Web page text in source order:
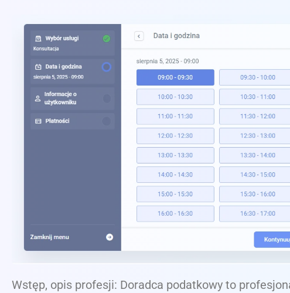
Wstęp, opis profesji: Doradca podatkowy to